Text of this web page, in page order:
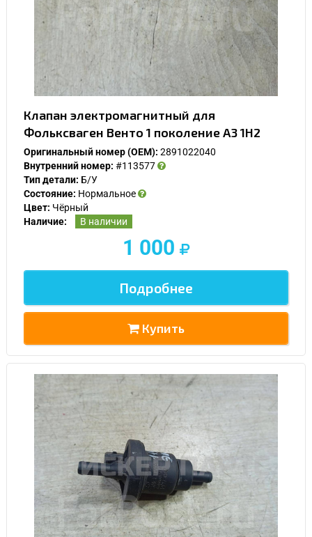
Клапан электромагнитный для
Фольксваген Венто 1 поколение A3 1H2
Оригинальный номер (OEM): 2891022040
Внутренний номер: #113577
Тип детали: Б/У
Состояние: Нормальное
Цвет: Чёрный
Наличие:
В наличии
1 000
Подробнее
Купить
У Вас возникли вопросы? Вы не
Заполните форму ниже и мы Вам перезвоним.
Спасибо, мне это не нужно!